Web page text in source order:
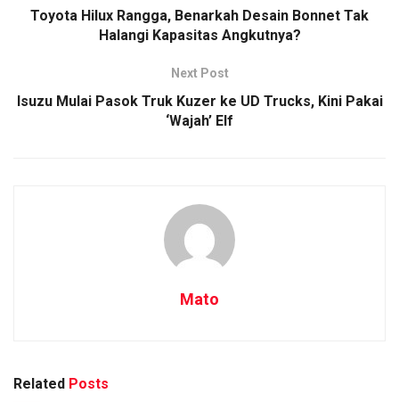
Toyota Hilux Rangga, Benarkah Desain Bonnet Tak
Halangi Kapasitas Angkutnya?
Next Post
Isuzu Mulai Pasok Truk Kuzer ke UD Trucks, Kini Pakai
‘Wajah’ Elf
Mato
Related Posts